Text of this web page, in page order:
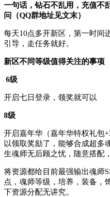
一句话，钻石不乱用，充值不
问（QQ群地址见文末）
每天10点多开新区，第一时间
引导，走任务就好。
新区不同等级值得关注的事项
6级
开启七日登录，领奖就可以
8级
开启嘉年华（嘉年华特权礼包
以领取奖励了，能够合成超多
生魂师无后顾之忧，随意搭配
将资源都给目前最强输出魂师
点，魂师等级，培养，装备，
下资源分配无讲究。